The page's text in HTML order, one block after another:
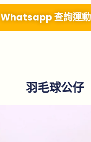
Whatsapp 查詢運
羽毛球公仔